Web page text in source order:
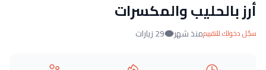
أرز بالحليب والمكسرات
سجّل دخولك للتقييممنذ شهر 29 زيارات